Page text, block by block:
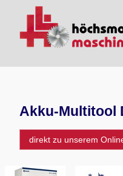
Akku-Multitool
direkt zu unserem